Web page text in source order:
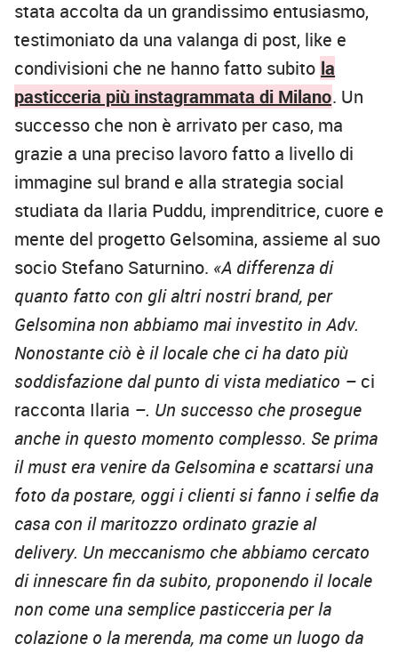
stata accolta da un grandissimo entusiasmo,
testimoniato da una valanga di post, like e
condivisioni che ne hanno fatto subito la
pasticceria più instagrammata di Milano. Un
successo che non è arrivato per caso, ma
grazie a una preciso lavoro fatto a livello di
immagine sul brand e alla strategia social
studiata da Ilaria Puddu, imprenditrice, cuore e
mente del progetto Gelsomina, assieme al suo
socio Stefano Saturnino. «A differenza di
quanto fatto con gli altri nostri brand, per
Gelsomina non abbiamo mai investito in Adv.
Nonostante ciò è il locale che ci ha dato più
soddisfazione dal punto di vista mediatico – ci
racconta Ilaria –. Un successo che prosegue
anche in questo momento complesso. Se prima
il must era venire da Gelsomina e scattarsi una
foto da postare, oggi i clienti si fanno i selfie da
casa con il maritozzo ordinato grazie al
delivery. Un meccanismo che abbiamo cercato
di innescare fin da subito, proponendo il locale
non come una semplice pasticceria per la
colazione o la merenda, ma come un luogo da